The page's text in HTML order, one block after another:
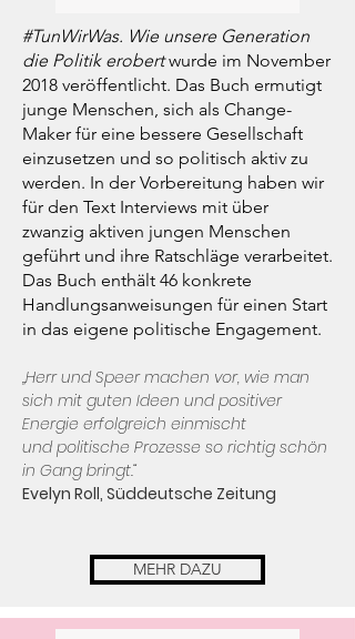
#TunWirWas. Wie unsere Generation
die Politik erobertwurde im November
2018 veröffentlicht. Das Buch ermutigt
junge Menschen, sich als Change-
Maker für eine bessere Gesellschaft
einzusetzen und so politisch aktiv zu
werden. In der Vorbereitung haben wir
für den Text Interviews mit über
zwanzig aktiven jungen Menschen
geführt und ihre Ratschläge verarbeitet.
Das Buch enthält 46 konkrete
Handlungsanweisungen für einen Start
in das eigene politische Engagement.
„Herr und Speer machen vor, wie man
sich mit guten Ideen und positiver
Energie erfolgreich einmischt
und politische Prozesse so richtig schön
in Gang bringt.“
Evelyn Roll, Süddeutsche Zeitung
MEHR DAZU